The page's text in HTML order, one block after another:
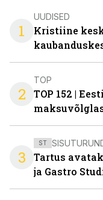
1
UUDISED
Kristiine
2
TOP
TOP 152 |
3
ST
Tartus
ja Gastro